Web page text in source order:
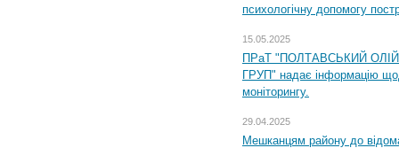
психологічну допомогу
15.05.2025
ПРаТ "ПОЛТАВСЬКИЙ
ГРУП" надає інформацію
моніторингу.
29.04.2025
Мешканцям району до